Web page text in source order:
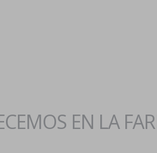
EN LA